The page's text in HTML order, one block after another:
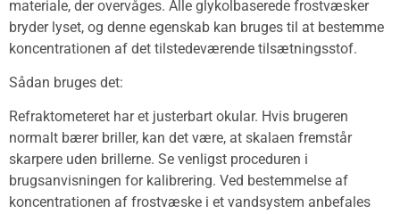
materiale, der overvåges. Alle glykolbaserede frostvæsker
bryder lyset, og denne egenskab kan bruges til at bestemme
koncentrationen af det tilstedeværende tilsætningsstof.
Sådan bruges det:
Refraktometeret har et justerbart okular. Hvis brugeren
normalt bærer briller, kan det være, at skalaen fremstår
skarpere uden brillerne. Se venligst proceduren i
brugsanvisningen for kalibrering. Ved bestemmelse af
koncentrationen af frostvæske i et vandsystem anbefales